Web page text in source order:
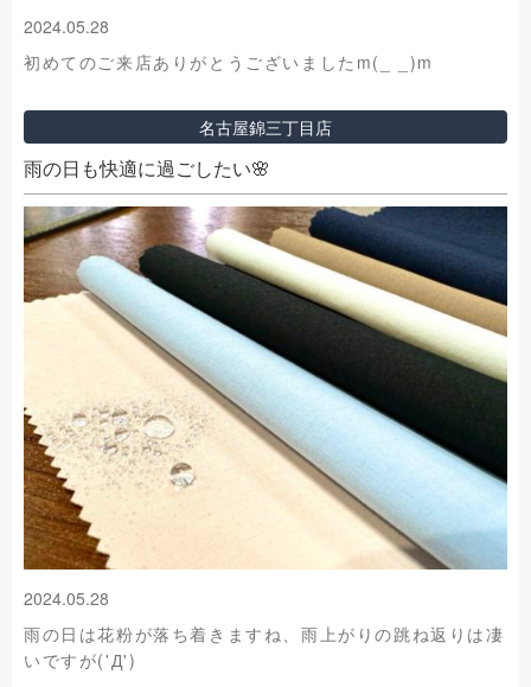
2024.05.28
初めてのご来店ありがとうございましたm(_ _)m
名古屋錦三丁目店
雨の日も快適に過ごしたい🌸
2024.05.28
雨の日は花粉が落ち着きますね、雨上がりの跳ね返りは凄
いですが('Д')